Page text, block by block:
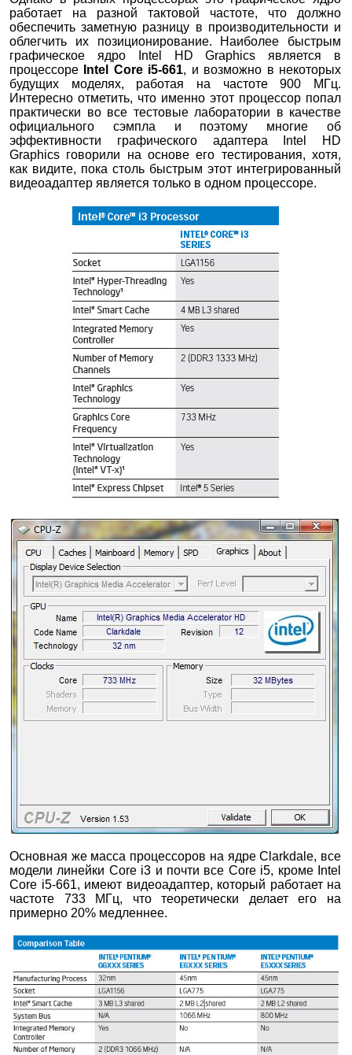
работает на разной тактовой частоте, что должно
обеспечить заметную разницу в производительности и
облегчить их позиционирование. Наиболее быстрым
графическое ядро Intel HD Graphics является в
процессоре
Intel Core i5-661, и возможно в некоторых
будущих моделях, работая на частоте 900 МГц.
Интересно отметить, что именно этот процессор попал
практически во все тестовые лаборатории в качестве
официального сэмпла и поэтому многие об
эффективности графического адаптера Intel HD
Graphics говорили на основе его тестирования, хотя,
как видите, пока столь быстрым этот интегрированный
видеоадаптер является только в одном процессоре.
Основная же масса процессоров на ядре Clarkdale, все
модели линейки Core i3 и почти все Core i5, кроме Intel
Core i5-661, имеют видеоадаптер, который работает на
частоте 733 МГц, что теоретически делает его на
примерно 20% медленнее.